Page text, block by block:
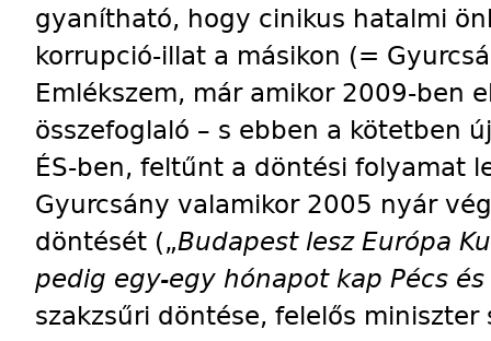
gyanítható, hogy cinikus hatalmi
korrupció-illat a másikon (=
Emlékszem, már amikor 2009-ben
összefoglaló – s ebben a kötetben
ÉS-ben, feltűnt a döntési folyamat
Gyurcsány valamikor 2005 nyár
döntését („Budapest lesz Európa
pedig egy-egy hónapot kap Pécs és
szakzsűri döntése, felelős miniszter